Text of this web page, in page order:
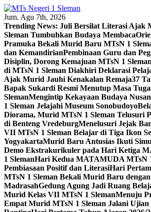
Skip
to
content
Jum. Agu 7th, 2026
Trending News: Juli Bersilat Literasi Ajak
Sleman Tumbuhkan Budaya Membaca
Pramuka Bekali Murid Baru MTsN 1
dan KemandirianPembinaan Guru dan
Disiplin, Dorong Kemajuan MTsN 1 Sleman
di MTsN 1 Sleman Diakhiri Deklarasi
Ajak Murid Jauhi Kenakalan Remaja37
Bapak Sukardi Resmi Menutup Masa
SlemanMengintip Kekayaan Budaya
1 Sleman Jelajahi Museum Sonobudoyo
Diorama, Murid MTsN 1 Sleman Telusuri
di Benteng VredeburgMenelusuri Jejak
VII MTsN 1 Sleman Belajar di Tiga Ikon
YogyakartaMurid Baru Antusias Ikuti
Demo Ekstrakurikuler pada Hari Ketiga
1 SlemanHari Kedua MATAMUDA MTsN
Pembiasaan Positif dan LiterasiHari
MTsN 1 Sleman Bekali Murid Baru
MadrasahGedung Agung Jadi Ruang
Murid Kelas VII MTsN 1 SlemanMenuju
Empat Murid MTsN 1 Sleman Jalani